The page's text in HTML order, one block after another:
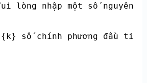
nhập một số nguyên
chính phương đầu tiên